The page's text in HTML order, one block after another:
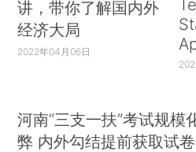
讲，带你了解国内外
经济大局
2022年04月06日
河南“三支一扶”考试规模
弊 内外勾结提前获取试卷